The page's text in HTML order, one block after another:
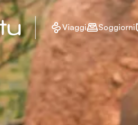
Viaggi Soggiorni